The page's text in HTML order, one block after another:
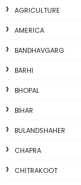
AGRICULTURE
AMERICA
BANDHAVGARG
BARHI
BHOPAL
BIHAR
BULANDSHAHER
CHAPRA
CHITRAKOOT